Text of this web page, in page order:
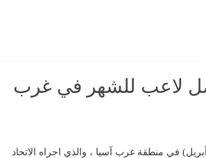
لاعب للشهر في غرب
في منطقة غرب آسيا ، والذي اجراه الاتحاد